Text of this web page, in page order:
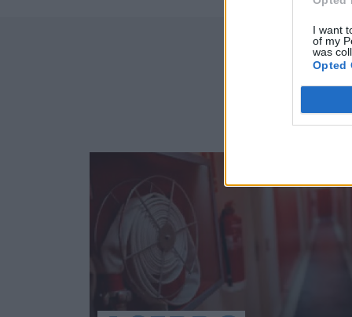
I want
of my
was
Opted